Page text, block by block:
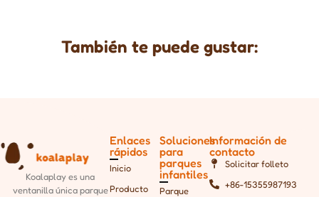
También te puede gustar:
Koalaplay es una
ventanilla única parque
Enlaces
rápidos
Inicio
Producto
Soluciones
para
parques
infantiles
Parque
Información de
contacto
Solicitar folleto
+86-15355987193